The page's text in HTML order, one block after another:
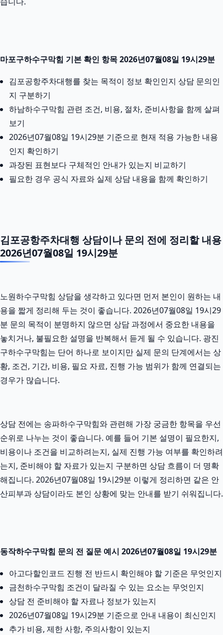
마포구하수구막힘 기본 확인 항목 2026년07월08일 19시29분
김포공항주차대행를 찾는 목적이 정보 확인인지 상담 문의인
지 구분하기
하남하수구막힘 관련 조건, 비용, 절차, 준비사항을 함께 살펴
보기
2026년07월08일 19시29분 기준으로 현재 적용 가능한 내용
인지 확인하기
과장된 표현보다 구체적인 안내가 있는지 비교하기
필요한 경우 공식 자료와 실제 상담 내용을 함께 확인하기
김포공항주차대행 상담이나 문의 전에 정리할 내용
2026년07월08일 19시29분
노원하수구막힘 상담을 생각하고 있다면 먼저 본인이 원하는 내
용을 짧게 정리해 두는 것이 좋습니다. 2026년07월08일 19시29
분 문의 목적이 분명하지 않으면 상담 과정에서 중요한 내용을
놓치거나, 불필요한 설명을 반복해서 듣게 될 수 있습니다. 광진
구하수구막힘는 단어 하나로 보이지만 실제 문의 단계에서는 상
황, 조건, 기간, 비용, 필요 자료, 진행 가능 범위가 함께 연결되는
경우가 많습니다.
상담 전에는 송파하수구막힘와 관련해 가장 궁금한 항목을 우선
순위로 나누는 것이 좋습니다. 예를 들어 기본 설명이 필요한지,
비용이나 조건을 비교하려는지, 실제 진행 가능 여부를 확인하려
는지, 준비해야 할 자료가 있는지 구분하면 상담 흐름이 더 명확
해집니다. 2026년07월08일 19시29분 이렇게 정리하면 같은 안
산피부과 상담이라도 본인 상황에 맞는 안내를 받기 쉬워집니다.
동작하수구막힘 문의 전 질문 예시 2026년07월08일 19시29분
아고다할인코드 진행 전 반드시 확인해야 할 기준은 무엇인지
금천하수구막힘 조건이 달라질 수 있는 요소는 무엇인지
상담 전 준비해야 할 자료나 정보가 있는지
2026년07월08일 19시29분 기준으로 안내 내용이 최신인지
추가 비용, 제한 사항, 주의사항이 있는지